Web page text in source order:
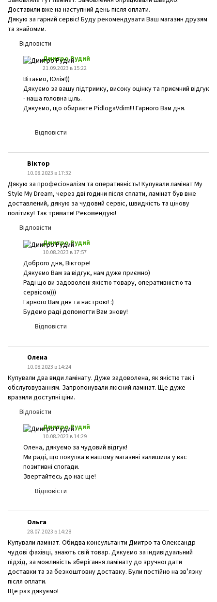
Доставили вже на наступний день після оплати.
Дякую за гарний сервіс! Буду рекомендувати Ваш магазин друзям
та знайомим.
Відповісти
Дмитро Рудий
21.09.2023 в 15:22
Вітаємо, Юлія!))
Дякуємо за вашу підтримку, високу оцінку та приємний відгук
- наша головна ціль.
Дякуємо, що обираєте PidlogaVdim!!! Гарного Вам дня.
Відповісти
Віктор
10.08.2023 в 17:32
Дякую за професіоналізм та оперативність! Купували ламінат My
Style My Dream, через дві години після сплати, ламінат був вже
доставлений, дякую за чудовий сервіс, швидкість та цінову
політику! Так тримати! Рекомендую!
Відповісти
Дмитро Рудий
10.08.2023 в 17:57
Доброго дня, Вікторе!
Дякуємо Вам за відгук, нам дуже приємно)
Раді що ви задоволені якістю товару, оперативністю та
сервісом)))
Гарного Вам дня та настрою! :)
Будемо раді допомогти Вам знову!
Відповісти
Олена
10.08.2023 в 14:24
Купували два види ламінату. Дуже задоволена, як якістю так і
обслуговуванням. Запропонували якісний ламінат. Ще дуже
вразили доступні ціни.
Відповісти
Дмитро Рудий
10.08.2023 в 14:29
Олена, дякуємо за чудовий відгук!
Ми раді, що покупка в нашому магазині залишила у вас
позитивні спогади.
Звертайтесь до нас ще!
Відповісти
Ольга
28.07.2023 в 14:28
Купували ламінат. Обидва консультанти Дмитро та Олександр
чудові фахівці, знають свій товар. Дякуємо за індивідуальний
підхід, за можливість зберігання ламінату до зручної дати
доставки та за безкоштовну доставку. Були постійно на звʼязку
після оплати.
Ще раз дякуємо!